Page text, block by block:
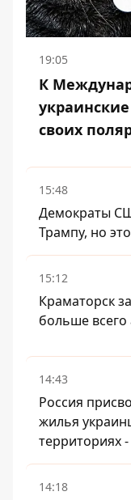
19:05
К
своих
15:48
Демократы
Трампу, но
15:12
Краматорск
больше всего
14:43
Россия
жилья
территориях
14:18